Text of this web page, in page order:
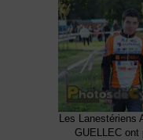
Les Lanestériens
GUELLEC ont